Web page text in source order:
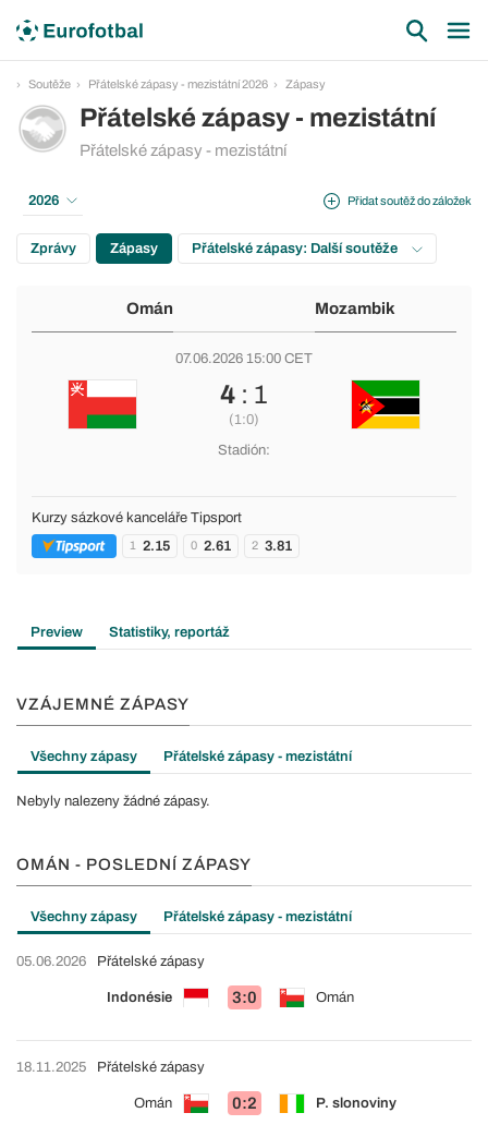
Soutěže Přátelské zápasy - mezistátní 2026 Zápasy
Přátelské zápasy - mezistátní
Přátelské zápasy - mezistátní
Přidat soutěž do záložek
2026
Zprávy Zápasy Přátelské zápasy: Další soutěže
Omán Mozambik
07.06.2026 15:00 CET
4: 1
(1:0)
Stadión:
Kurzy sázkové kanceláře Tipsport
1 2.15 0 2.61 2 3.81
Preview Statistiky, reportáž
VZÁJEMNÉ ZÁPASY
Všechny zápasy Přátelské zápasy - mezistátní
Nebyly nalezeny žádné zápasy.
OMÁN - POSLEDNÍ ZÁPASY
Všechny zápasy Přátelské zápasy - mezistátní
05.06.2026
Indonésie 3:0 Omán
Přátelské zápasy
18.11.2025
Omán 0:2 P. slonoviny
Přátelské zápasy